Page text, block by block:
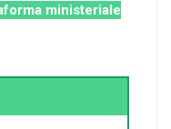
ministeriale